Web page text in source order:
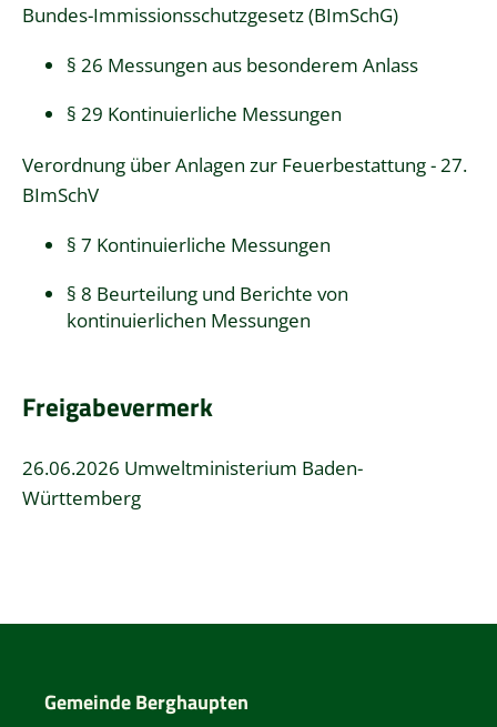
Bundes-Immissionsschutzgesetz (BImSchG)
§ 26 Messungen aus besonderem Anlass
§ 29 Kontinuierliche Messungen
Verordnung über Anlagen zur Feuerbestattung - 27.
BImSchV
§ 7 Kontinuierliche Messungen
§ 8 Beurteilung und Berichte von
kontinuierlichen Messungen
Freigabevermerk
26.06.2026 Umweltministerium Baden-
Württemberg
Gemeinde Berghaupten